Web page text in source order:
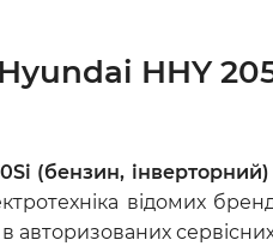
HHY
(бензин, інверторний)
відомих